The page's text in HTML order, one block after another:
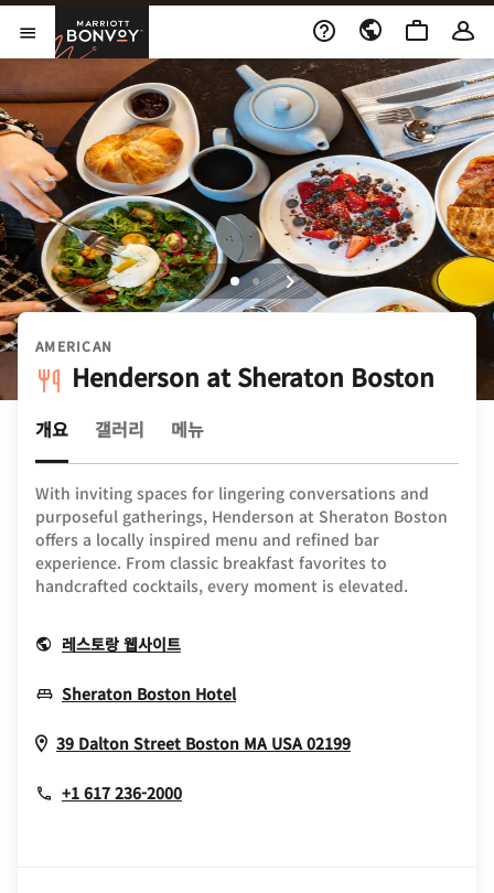
Skip to Content
메뉴 열기
Marriott Bonvoy
AMERICAN
Henderson at Sheraton Boston
개요 갤러리 메뉴
With inviting spaces for lingering conversations and
purposeful gatherings, Henderson at Sheraton Boston
offers a locally inspired menu and refined bar
experience. From classic breakfast favorites to
handcrafted cocktails, every moment is elevated.
레스토랑 웹사이트Opens In New Window
Sheraton Boston HotelOpens In New Window
39 Dalton Street Boston MA USA 02199Opens In New
+1 617 236-2000